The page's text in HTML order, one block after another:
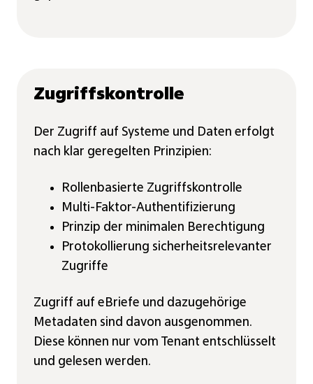
Zugriffskontrolle
Der Zugriff auf Systeme und Daten erfolgt
nach klar geregelten Prinzipien:
Rollenbasierte Zugriffskontrolle
Multi-Faktor-Authentifizierung
Prinzip der minimalen Berechtigung
Protokollierung sicherheitsrelevanter
Zugriffe
Zugriff auf eBriefe und dazugehörige
Metadaten sind davon ausgenommen.
Diese können nur vom Tenant entschlüsselt
und gelesen werden.